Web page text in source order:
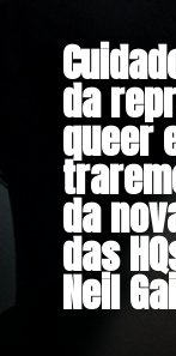
da
queer
da
das
Neil